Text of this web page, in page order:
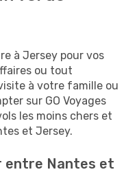
à Jersey pour vos
ou tout
à votre famille ou
sur GO Voyages
les moins chers et
et Jersey.
entre Nantes et